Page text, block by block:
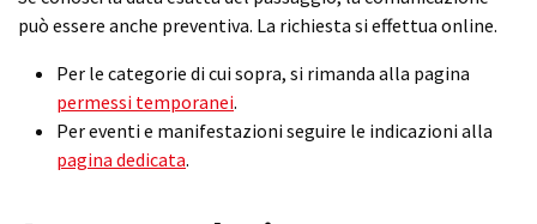
può essere anche preventiva. La richiesta si effettua online.
Per le categorie di cui sopra, si rimanda alla pagina
permessi temporanei.
Per eventi e manifestazioni seguire le indicazioni alla
pagina dedicata.